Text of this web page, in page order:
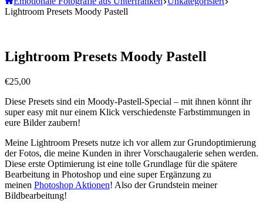
Lightroom Presets Moody Pastell
Lightroom Presets Moody Pastell
€25,00
Diese Presets sind ein Moody-Pastell-Special – mit ihnen könnt ihr
super easy mit nur einem Klick verschiedenste Farbstimmungen in
eure Bilder zaubern!
Meine Lightroom Presets nutze ich vor allem zur Grundoptimierung
der Fotos, die meine Kunden in ihrer Vorschaugalerie sehen werden.
Diese erste Optimierung ist eine tolle Grundlage für die spätere
Bearbeitung in Photoshop und eine super Ergänzung zu
meinen Photoshop Aktionen! Also der Grundstein meiner
Bildbearbeitung!